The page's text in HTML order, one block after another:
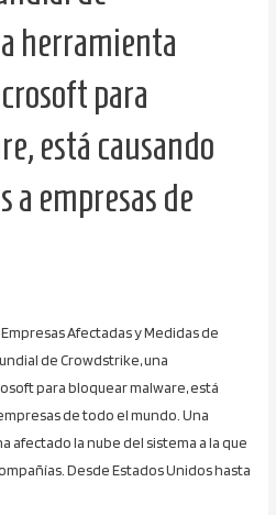
herramienta
para
está causando
a empresas de
Afectadas y Medidas de
de Crowdstrike, una
para bloquear malware, está
de todo el mundo. Una
afectado la nube del sistema a la que
Desde Estados Unidos hasta